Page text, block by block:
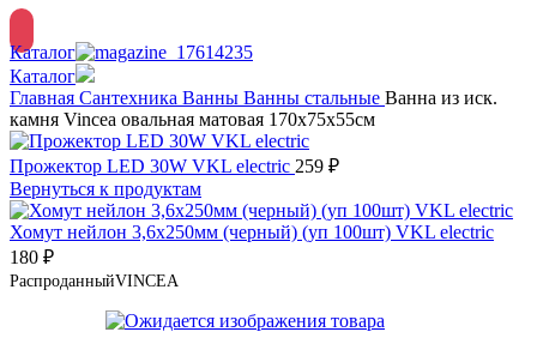
Каталог
Каталог
Главная Сантехника Ванны Ванны стальные Ванна из иск.
камня Vincea овальная матовая 170х75х55см
Прожектор LED 30W VKL electric 259 ₽
Вернуться к продуктам
Хомут нейлон 3,6х250мм (черный) (уп 100шт) VKL electric
180 ₽
РаспроданныйVINCEA